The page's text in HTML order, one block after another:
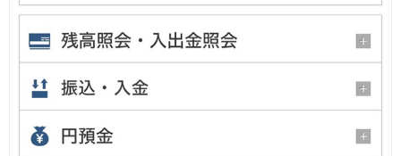
クレジットカード
デビットカード
インターネットバンキング
イオン銀行アプリ
TOP
通帳アプリ
イオン銀行PayB
イオングループアプリ